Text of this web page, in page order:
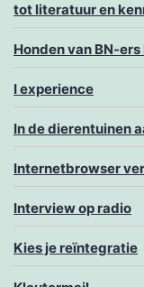
tot literatuur en
Honden van BN-
I experience
In de dierentuinen
Internetbrowser
Interview op radio
Kies je reïntegratie